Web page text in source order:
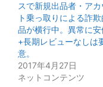
スで新規出品者・アカ
ト乗っ取りによる詐欺
品が横行中。異常に安
+長期レビューなしは
意。
2017年4月27日
ネットコンテンツ